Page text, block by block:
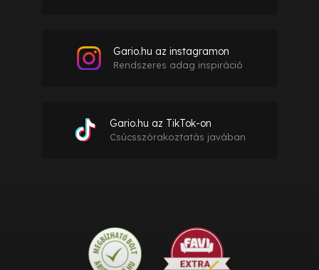
Gario.hu az instagramon
Rendszeres adag inspiráció
Gario.hu az TikTok-on
Csúcsszórakoztatás javában